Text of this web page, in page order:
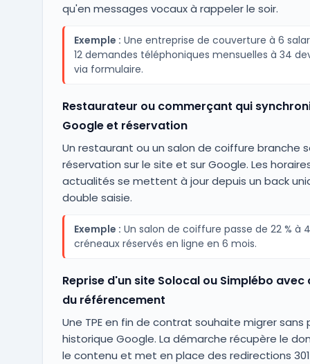
qu'en messages vocaux à rappeler le soir.
Exemple : Une entreprise de couverture à 6
12 demandes téléphoniques mensuelles à 34
via formulaire.
Restaurateur ou commerçant qui
Google et réservation
Un restaurant ou un salon de coiffure branche
réservation sur le site et sur Google. Les
actualités se mettent à jour depuis un back
double saisie.
Exemple : Un salon de coiffure passe de 22 % à
créneaux réservés en ligne en 6 mois.
Reprise d'un site Solocal ou Simplébo
du référencement
Une TPE en fin de contrat souhaite migrer sans
historique Google. La démarche récupère le
le contenu et met en place des redirections